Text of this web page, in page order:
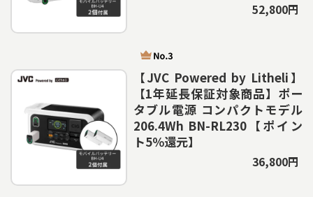
52,800円
【JVC Powered by Litheli】
【1年延長保証対象商品】ポー
タブル電源 コンパクトモデル
206.4Wh BN-RL230【ポイン
ト5％還元】
36,800円